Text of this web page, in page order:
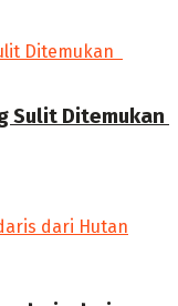
Sulit Ditemukan